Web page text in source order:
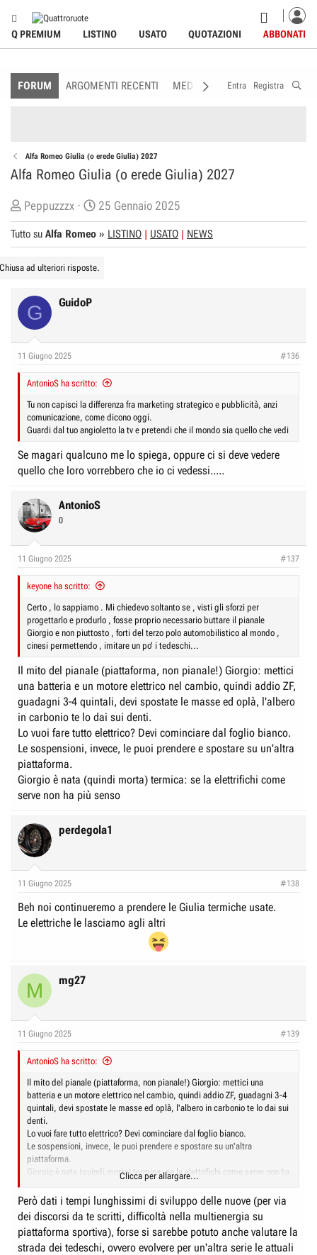
Q PREMIUM LISTINO USATO QUOTAZIONI ABBONATI
FORUM ARGOMENTI RECENTI MEDIA MEMBRI
Entra Registra
Alfa Romeo Giulia (o erede Giulia) 2027
Alfa Romeo Giulia (o erede Giulia) 2027
C
r
e
t
e
D
i
u
s
i
o
e
Peppuzzzx
D
a
t
d
i
25 Gennaio 2025
Tutto su Alfa Romeo » LISTINO USATO NEWS
ad ulteriori risposte.
G GuidoP
11 Giugno 2025 #136
AntonioS ha scritto:
Tu non capisci la differenza fra marketing strategico e pubblicità, anzi
comunicazione, come dicono oggi.
Guardi dal tuo angioletto la tv e pretendi che il mondo sia quello che vedi
Se magari qualcuno me lo spiega, oppure ci si deve vedere
quello che loro vorrebbero che io ci vedessi.....
AntonioS
0
11 Giugno 2025 #137
keyone ha scritto:
Certo , lo sappiamo . Mi chiedevo soltanto se , visti gli sforzi per
progettarlo e produrlo , fosse proprio necessario buttare il pianale
Giorgio e non piuttosto , forti del terzo polo automobilistico al mondo ,
cinesi permettendo , imitare un po' i tedeschi...
Il mito del pianale (piattaforma, non pianale!) Giorgio: mettici
una batteria e un motore elettrico nel cambio, quindi addio ZF,
guadagni 3-4 quintali, devi spostate le masse ed oplà, l'albero
in carbonio te lo dai sui denti.
Lo vuoi fare tutto elettrico? Devi cominciare dal foglio bianco.
Le sospensioni, invece, le puoi prendere e spostare su un'altra
piattaforma.
Giorgio è nata (quindi morta) termica: se la elettrifichi come
serve non ha più senso
perdegola1
11 Giugno 2025 #138
Beh noi continueremo a prendere le Giulia termiche usate.
Le elettriche le lasciamo agli altri
M mg27
11 Giugno 2025 #139
AntonioS ha scritto:
Il mito del pianale (piattaforma, non pianale!) Giorgio: mettici una
batteria e un motore elettrico nel cambio, quindi addio ZF, guadagni 3-4
quintali, devi spostate le masse ed oplà, l'albero in carbonio te lo dai sui
denti.
Lo vuoi fare tutto elettrico? Devi cominciare dal foglio bianco.
Le sospensioni, invece, le puoi prendere e spostare su un'altra
piattaforma.
Giorgio è nata (quindi morta) termica: se la elettrifichi come serve non ha
Clicca per allargare...
Però dati i tempi lunghissimi di sviluppo delle nuove (per via
dei discorsi da te scritti, difficoltà nella multienergia su
piattaforma sportiva), forse si sarebbe potuto anche valutare la
strada dei tedeschi, ovvero evolvere per un'altra serie le attuali